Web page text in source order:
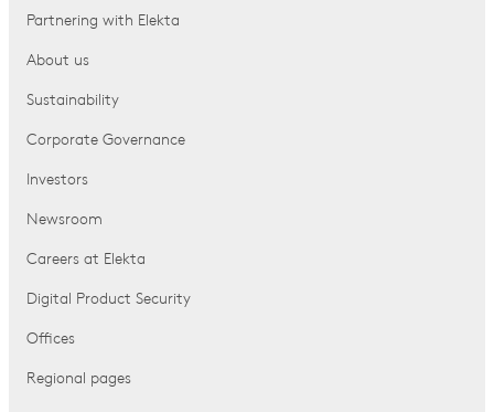
Partnering with Elekta
About us
Sustainability
Corporate Governance
Investors
Newsroom
Careers at Elekta
Digital Product Security
Offices
Regional pages